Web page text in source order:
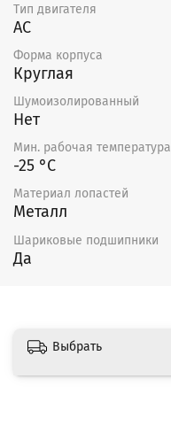
Тип двигателя
AC
Форма корпуса
Круглая
Шумоизолированный
Нет
Мин. рабочая температура
-25 °С
Материал лопастей
Металл
Шариковые подшипники
Да
Выбрать